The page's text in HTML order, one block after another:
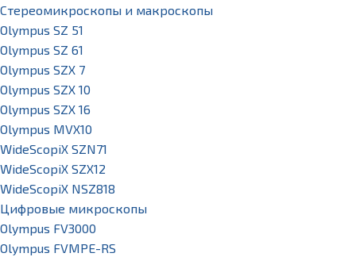
Стереомикроскопы и макроскопы
Olympus SZ 51
Olympus SZ 61
Olympus SZX 7
Olympus SZX 10
Olympus SZX 16
Olympus MVX10
WideScopiX SZN71
WideScopiX SZX12
WideScopiX NSZ818
Цифровые микроскопы
Olympus FV3000
Olympus FVMPE-RS